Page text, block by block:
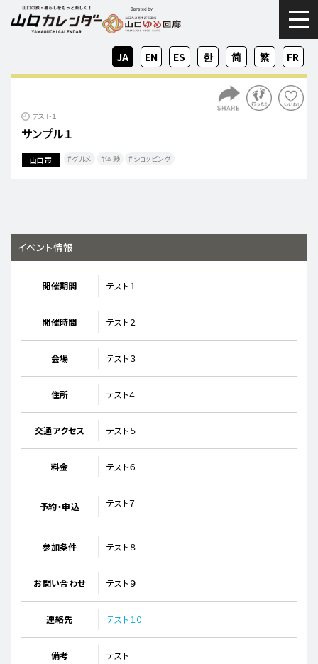
ZH-
CN
ZH-
TW
EN FR
JA KO
ES
テスト１
サンプル１
山口市 グルメ 体験 ショッピング
イベント情報
開催期間 テスト１
開催時間 テスト２
会場 テスト３
住所 テスト４
交通アクセス テスト５
料金 テスト６
予約・申込 テスト７
参加条件 テスト８
お問い合わせ テスト９
連絡先 テスト１０
備考 テスト